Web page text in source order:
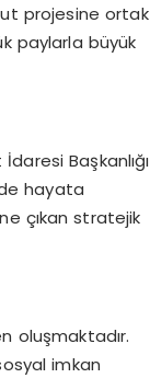
projesine ortak
paylarla büyük
Başkanlığı
hayata
çıkan stratejik
oluşmaktadır.
imkan